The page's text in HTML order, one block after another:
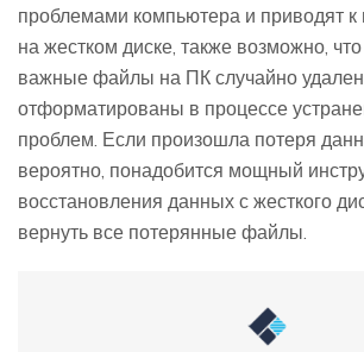
проблемами компьютера и приводят
на жестком диске, также возможно,
важные файлы на ПК случайно
отформатированы в процессе
проблем. Если произошла потеря
вероятно, понадобится мощный
восстановления данных с жесткого
вернуть все потерянные файлы.